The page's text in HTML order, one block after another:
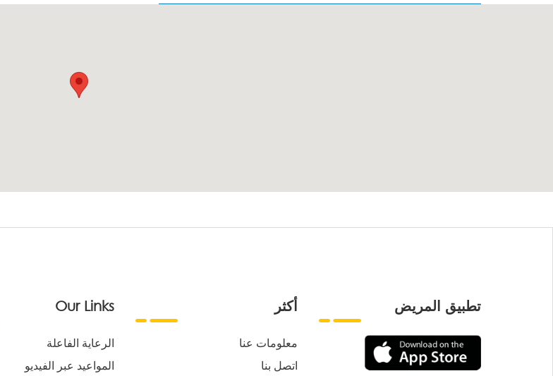
Our Links
الرعاية الفاعلة
المواعيد عبر الفيديو
أكثر
معلومات عنا
اتصل بنا
تطبيق المريض